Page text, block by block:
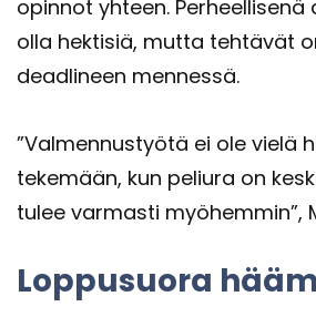
opin­not yh­teen.
olla hek­ti­siä, mutta teh­tä­vät
dead­li­neen men­nes­sä.
”Val­men­nus­työ­tä ei ole vielä
te­ke­mään, kun pe­liu­ra on
tulee var­mas­ti myö­hem­min”,
Lop­pusuo­ra